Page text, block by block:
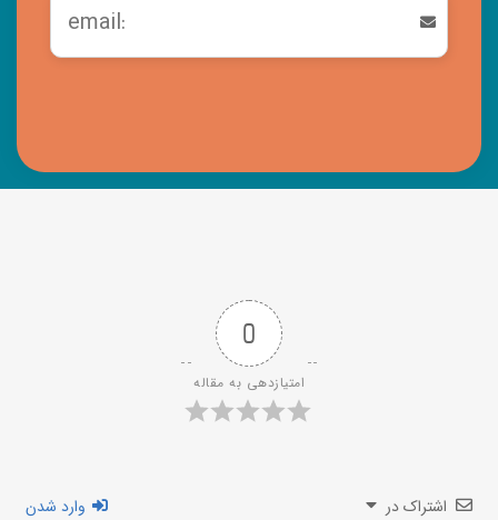
0
امتیازدهی به مقاله
اشتراک در وارد شدن